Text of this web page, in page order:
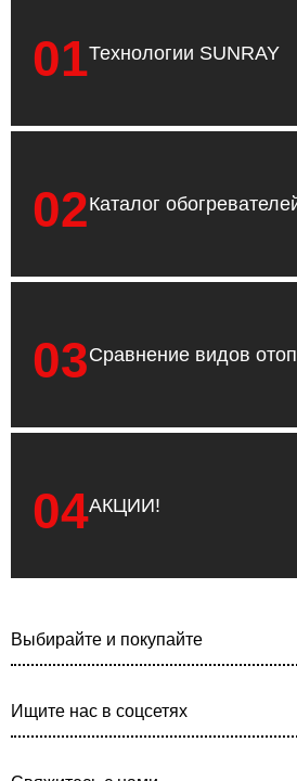
01Технологии SUNRAY
02Каталог
03Сравнение видов
04АКЦИИ!
Выбирайте и покупайте
Ищите нас в соцсетях